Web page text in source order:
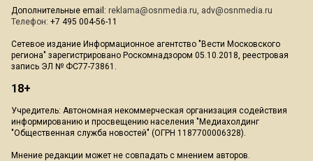
Дополнительные email: reklama@osnmedia.ru, adv@osnmedia.ru
Телефон: +7 495 004-56-11
Сетевое издание Информационное агентство "Вести Московского
региона" зарегистрировано Роскомнадзором 05.10.2018, реестровая
запись ЭЛ № ФС77-73861.
18+
Учредитель: Автономная некоммерческая организация содействия
информированию и просвещению населения "Медиахолдинг
"Общественная служба новостей" (ОГРН 1187700006328).
Мнение редакции может не совпадать с мнением авторов.